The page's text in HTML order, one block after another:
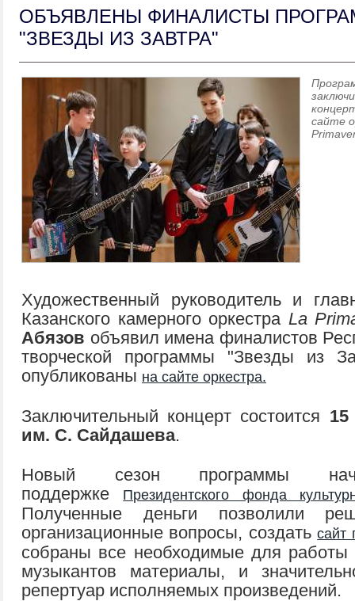
ОБЪЯВЛЕНЫ ФИНАЛИСТЫ
"ЗВЕЗДЫ ИЗ ЗАВТРА"
сайте
Художественный руководитель и
Казанского камерного оркестра La
Абязов объявил имена финалистов
творческой программы "Звезды из
опубликованы на сайте оркестра.
Заключительный концерт состоится
им. С. Сайдашева.
Новый сезон программы
поддержке
Президентского фонда
Полученные деньги позволили
организационные вопросы, создатьсайт
собраны все необходимые для работы
музыкантов материалы, и
репертуар исполняемых произведений.